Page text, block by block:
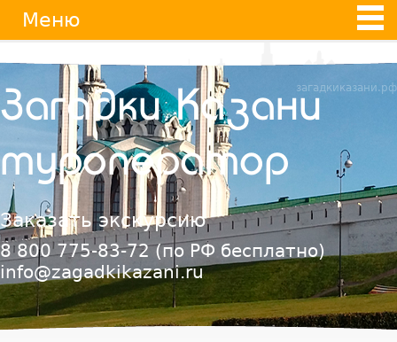
Jump
navigation
Меню
загадкиказани.рф
Загадки Казани
туроператор
Заказать экскурсию
8 800 775-83-72(по РФ бесплатно)
info@zagadkikazani.ru